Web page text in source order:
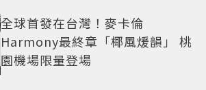
全球首發在台灣！麥卡倫
Harmony最終章「椰風煖韻」 桃
園機場限量登場